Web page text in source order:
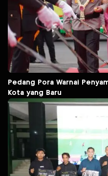
Pedang Pora Warnai
Kota yang Baru